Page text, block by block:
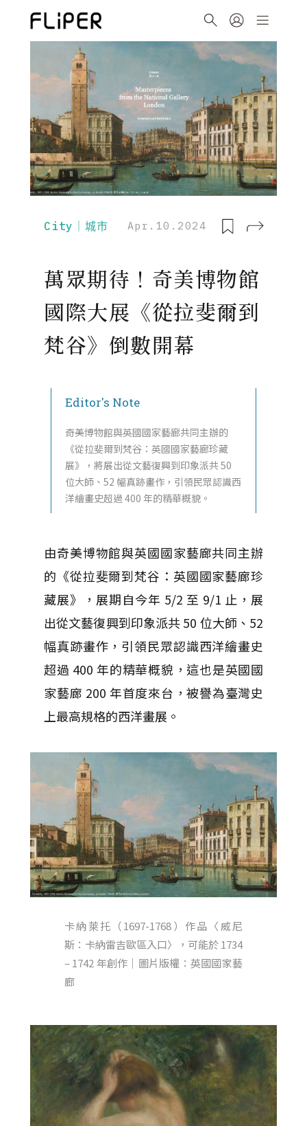
City｜城市 Apr.10.2024
萬眾期待！奇美博物館
國際大展《從拉斐爾到
梵谷》倒數開幕
Editor's Note
奇美博物館與英國國家藝廊共同主辦的
《從拉斐爾到梵谷：英國國家藝廊珍藏
展》，將展出從文藝復興到印象派共 50
位大師、52 幅真跡畫作，引領民眾認識西
洋繪畫史超過 400 年的精華概貌。
由奇美博物館與英國國家藝廊共同主辦
的《從拉斐爾到梵谷：英國國家藝廊珍
藏展》，展期自今年 5/2 至 9/1 止，展
出從文藝復興到印象派共 50 位大師、52
幅真跡畫作，引領民眾認識西洋繪畫史
超過 400 年的精華概貌，這也是英國國
家藝廊 200 年首度來台，被譽為臺灣史
上最高規格的西洋畫展。
卡納萊托（1697-1768）作品〈威尼
斯：卡納雷吉歐區入口〉，可能於 1734
– 1742 年創作｜圖片版權：英國國家藝
廊